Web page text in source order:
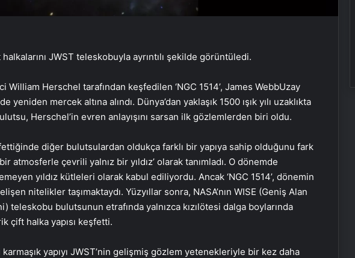
halkalarını JWST teleskobuyla ayrıntılı şekilde görüntüledi.
William Herschel tarafından keşfedilen ‘NGC 1514’, James WebbUzay
yeniden mercek altına alındı. Dünya’dan yaklaşık 1500 ışık yılı uzaklıkta
Herschel’in evren anlayışını sarsan ilk gözlemlerden biri oldu.
diğer bulutsulardan oldukça farklı bir yapıya sahip olduğunu fark
atmosferle çevrili yalnız bir yıldız’ olarak tanımladı. O dönemde
yıldız kütleleri olarak kabul ediliyordu. Ancak ‘NGC 1514’, dönemin
nitelikler taşımaktaydı. Yüzyıllar sonra, NASA’nın WISE (Geniş Alan
teleskobu bulutsunun etrafında yalnızca kızılötesi dalga boylarında
çift halka yapısı keşfetti.
yapıyı JWST’nin gelişmiş gözlem yetenekleriyle bir kez daha